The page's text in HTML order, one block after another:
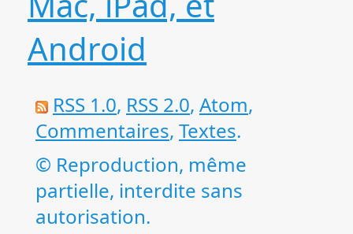
Android
RSS 1.0, RSS 2.0, Atom,
Commentaires, Textes.
© Reproduction, même
partielle, interdite sans
autorisation.